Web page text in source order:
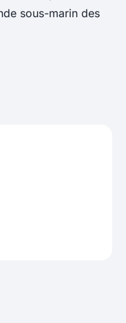
sous-marin des